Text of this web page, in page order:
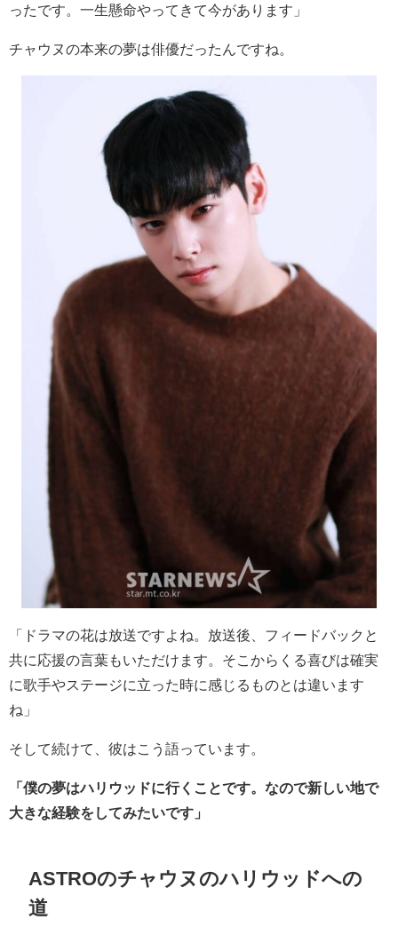
ったです。一生懸命やってきて今があります」
チャウヌの本来の夢は俳優だったんですね。
「ドラマの花は放送ですよね。放送後、フィードバックと
共に応援の言葉もいただけます。そこからくる喜びは確実
に歌手やステージに立った時に感じるものとは違います
ね」
そして続けて、彼はこう語っています。
「僕の夢はハリウッドに行くことです。なので新しい地で
大きな経験をしてみたいです」
ASTROのチャウヌのハリウッドへの
道